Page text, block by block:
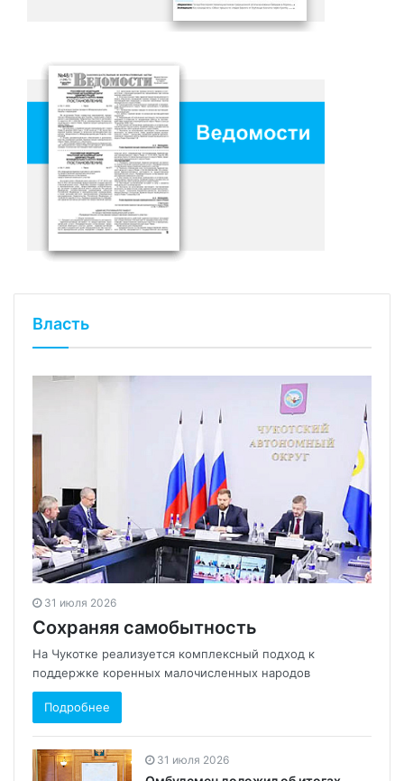
Власть
31 июля 2026
Сохраняя самобытность
На Чукотке реализуется комплексный подход к
поддержке коренных малочисленных народов
Подробнее
31 июля 2026